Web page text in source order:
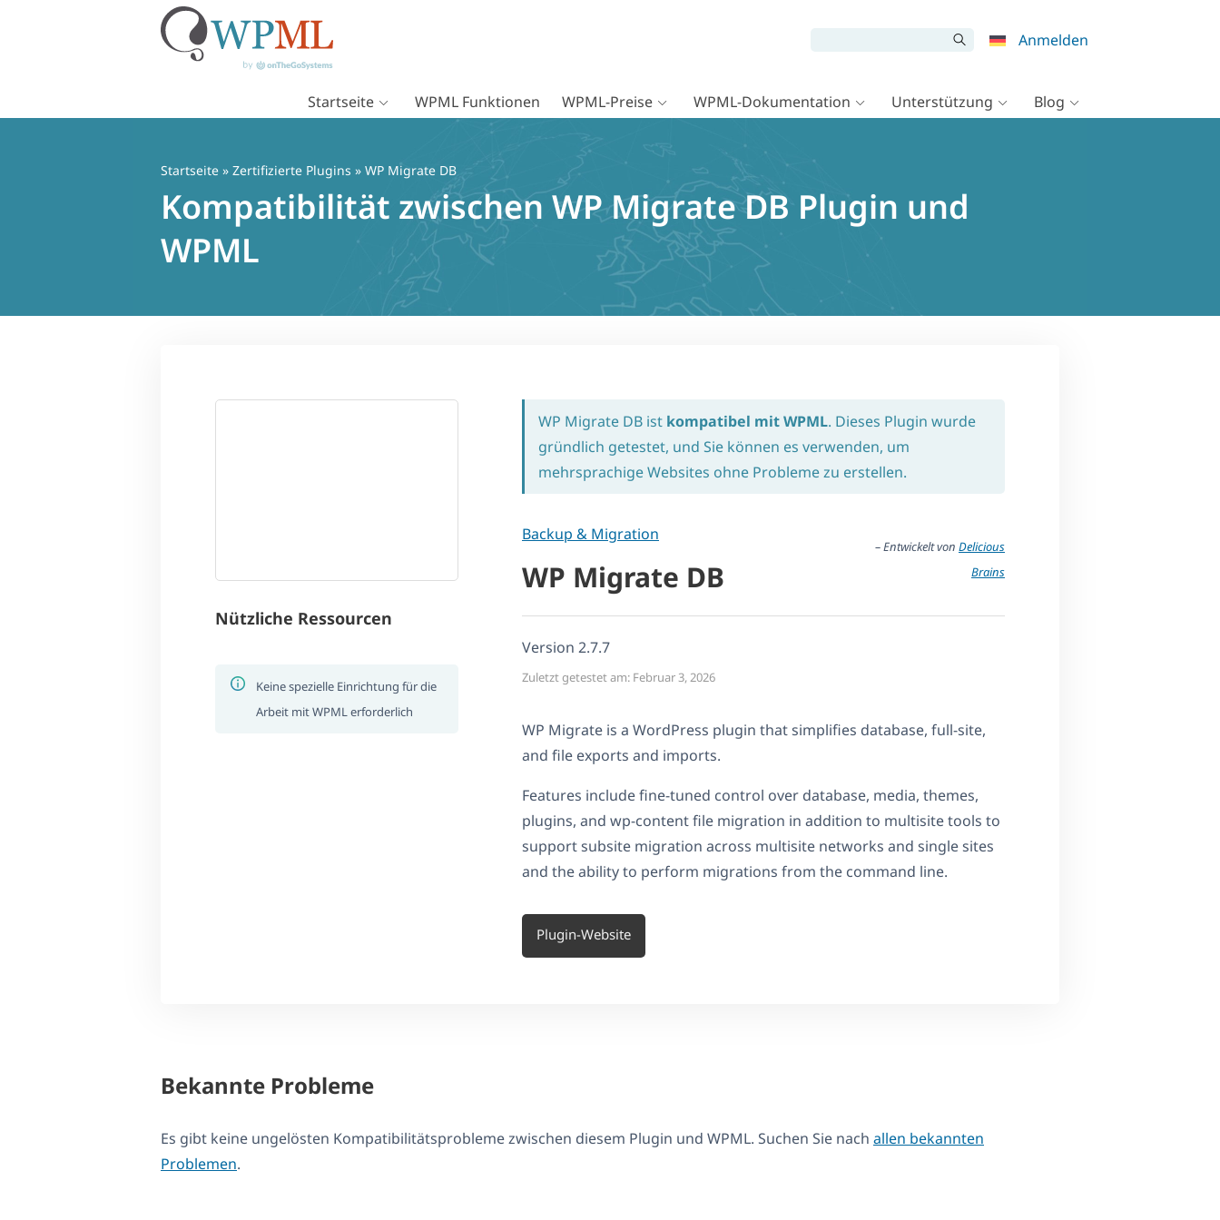
Anmelden
Startseite WPML Funktionen WPML-Preise WPML-Dokumentation Unterstützung Blog
Startseite » Zertifizierte Plugins » WP Migrate DB
Kompatibilität zwischen WP Migrate DB Plugin und
WPML
Nützliche Ressourcen
Keine spezielle Einrichtung für die
Arbeit mit WPML erforderlich
WP Migrate DB ist kompatibel mit WPML. Dieses Plugin wurde
gründlich getestet, und Sie können es verwenden, um
mehrsprachige Websites ohne Probleme zu erstellen.
Backup & Migration
WP Migrate DB
– Entwickelt von Delicious
Brains
Version 2.7.7
Zuletzt getestet am: Februar 3, 2026
WP Migrate is a WordPress plugin that simplifies database, full-site,
and file exports and imports.
Features include fine-tuned control over database, media, themes,
plugins, and wp-content file migration in addition to multisite tools to
support subsite migration across multisite networks and single sites
and the ability to perform migrations from the command line.
Plugin-Website
Bekannte Probleme
Es gibt keine ungelösten Kompatibilitätsprobleme zwischen diesem Plugin und WPML. Suchen Sie nach allen bekannten
Problemen.